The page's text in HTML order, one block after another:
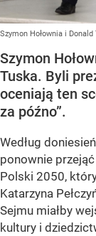
Szymon Hołownia i Donald
Szymon
Tuska. Byli
oceniają ten
za późno”.
Według
ponownie
Polski 2050,
Katarzyna
Sejmu miałby
kultury i